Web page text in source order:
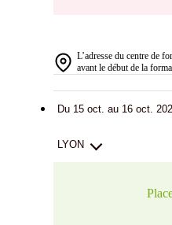
L’adresse du centre de
avant le début de la
Du 15 oct. au 16 oct.
LYON